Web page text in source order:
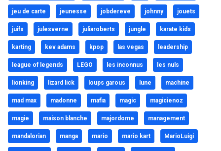
jeu de carte jeunesse jobdereve johnny jouets
juifs julesverne juliaroberts jungle karate kids
karting kev adams kpop las vegas leadership
league of legends LEGO les inconnus les nuls
lionking lizard lick loups garous lune machine
mad max madonne mafia magic magicienoz
magie maison blanche majordome management
mandalorian manga mario mario kart MarioLuigi